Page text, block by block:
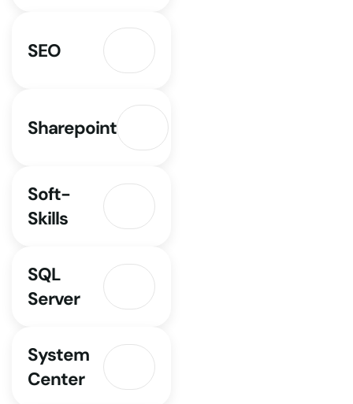
SEO
Sharepoint
Soft-
Skills
SQL
Server
System
Center